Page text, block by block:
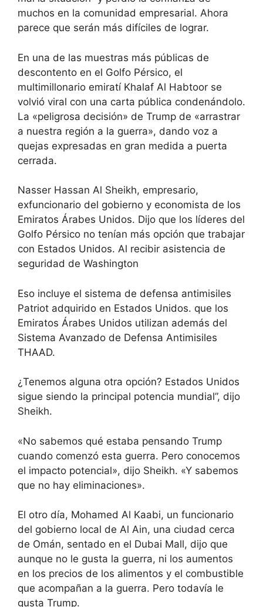
muchos en la comunidad empresarial. Ahora
parece que serán más difíciles de lograr.
En una de las muestras más públicas de
descontento en el Golfo Pérsico, el
multimillonario emiratí Khalaf Al Habtoor se
volvió viral con una carta pública condenándolo.
La «peligrosa decisión» de Trump de «arrastrar
a nuestra región a la guerra», dando voz a
quejas expresadas en gran medida a puerta
cerrada.
Nasser Hassan Al Sheikh, empresario,
exfuncionario del gobierno y economista de los
Emiratos Árabes Unidos. Dijo que los líderes del
Golfo Pérsico no tenían más opción que trabajar
con Estados Unidos. Al recibir asistencia de
seguridad de Washington
Eso incluye el sistema de defensa antimisiles
Patriot adquirido en Estados Unidos. que los
Emiratos Árabes Unidos utilizan además del
Sistema Avanzado de Defensa Antimisiles
THAAD.
¿Tenemos alguna otra opción? Estados Unidos
sigue siendo la principal potencia mundial”, dijo
Sheikh.
«No sabemos qué estaba pensando Trump
cuando comenzó esta guerra. Pero conocemos
el impacto potencial», dijo Sheikh. «Y sabemos
que no hay eliminaciones».
El otro día, Mohamed Al Kaabi, un funcionario
del gobierno local de Al Ain, una ciudad cerca
de Omán, sentado en el Dubai Mall, dijo que
aunque no le gusta la guerra, ni los aumentos
en los precios de los alimentos y el combustible
que acompañan a la guerra. Pero todavía le
gusta Trump.